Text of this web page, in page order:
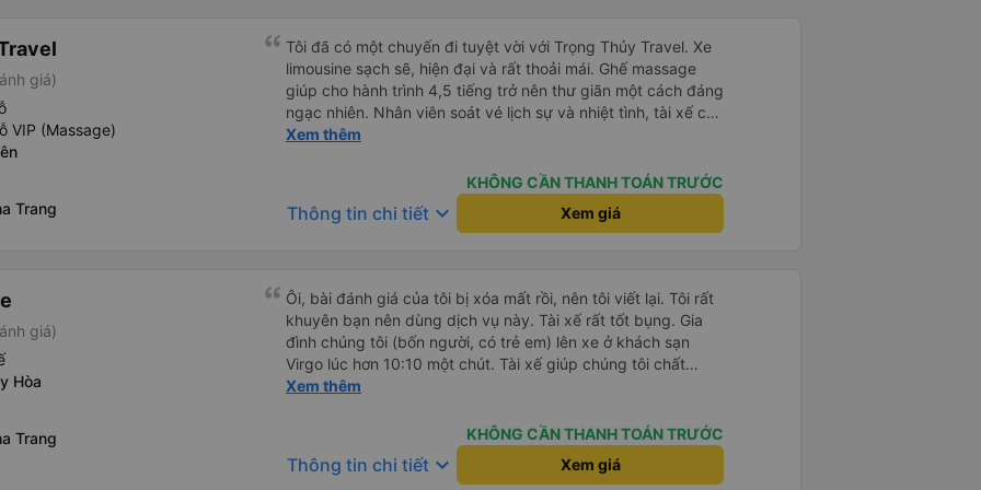
Tôi vẫn sẽ tiếp tục ủng hộ nhà xe trong tương lai!
giá)
VIP (Massage)
Trang
Tôi đã có một chuyến đi tuyệt vời với Trọng Thủy Travel. Xe
limousine sạch sẽ, hiện đại và rất thoải mái. Ghế massage
giúp cho hành trình 4,5 tiếng trở nên thư giãn một cách đáng
ngạc nhiên. Nhân viên soát vé lịch sự và nhiệt tình, tài xế cẩn
thận và chuyên nghiệp, mọi thứ đều được tổ chức tốt. Các
đi diễn ra đúng như kế hoạch. Tôi đặt vé qua Vexere, và toàn
bộ trải nghiệm - từ khi đặt vé đến khi đến nơi - đều suôn sẻ
và không gặp rắc rối. Tôi rất hài lòng với công ty này và
Xem thêm
KHÔNG CẦN THANH TOÁN TRƯỚC
Thông tin chi tiết keyboard_arrow_down Xem giá
giá)
Hòa
Trang
Ôi, bài đánh giá của tôi bị xóa mất rồi, nên tôi viết lại. Tôi rất
khuyên bạn nên dùng dịch vụ này. Tài xế rất tốt bụng. Gia
đình chúng tôi (bốn người, có trẻ em) lên xe ở khách sạn
Virgo lúc hơn 10:10 một chút. Tài xế giúp chúng tôi chất
hành lý lên xe, và khi chuẩn bị rời đi, anh ấy hỏi chúng tôi
ấy là chúng tôi đến Sun Village Resort (hơi xa trung tâm Tuy
Hòa), anh ấy có vẻ hơi bối rối. Anh ấy nói không thể đưa
chúng tôi đến khách sạn đó mà sẽ thả chúng tôi xuống gần
Xem thêm
KHÔNG CẦN THANH TOÁN TRƯỚC
Thông tin chi tiết keyboard_arrow_down Xem giá